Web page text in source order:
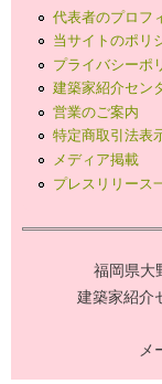
代表者のプロフ
当サイトのポリ
プライバシーポ
建築家紹介セン
営業のご案内
特定商取引法表
メディア掲載
プレスリリース
福岡県大
建築家紹介
メ